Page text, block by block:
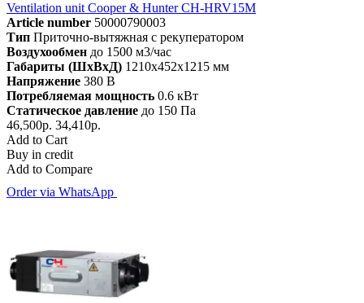
Ventilation unit Cooper & Hunter CH-HRV15M
Article number 50000790003
Тип Приточно-вытяжная с рекуператором
Воздухообмен до 1500 м3/час
Габариты (ШхВхД) 1210x452x1215 мм
Напряжение 380 В
Потребляемая мощность 0.6 кВт
Статическое давление до 150 Па
46,500р. 34,410р.
Add to Cart
Buy in credit
Add to Compare
Order via WhatsApp